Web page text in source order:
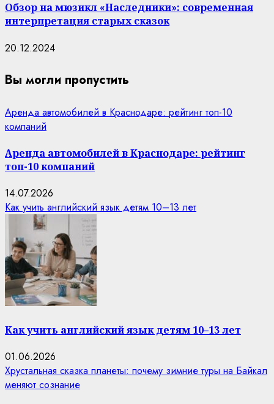
Обзор на мюзикл «Наследники»: современная
интерпретация старых сказок
20.12.2024
Вы могли пропустить
Аренда автомобилей в Краснодаре: рейтинг топ-10
компаний
Аренда автомобилей в Краснодаре: рейтинг
топ-10 компаний
14.07.2026
Как учить английский язык детям 10–13 лет
Как учить английский язык детям 10–13 лет
01.06.2026
Хрустальная сказка планеты: почему зимние туры на Байкал
меняют сознание